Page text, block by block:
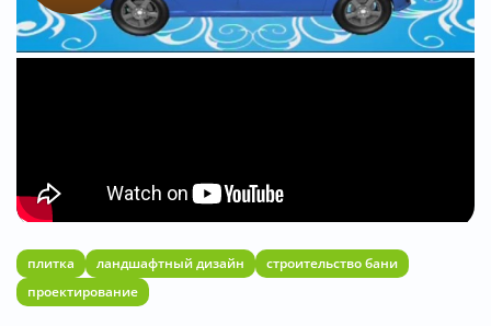
плитка ландшафтный дизайн
строительство бани
проектирование